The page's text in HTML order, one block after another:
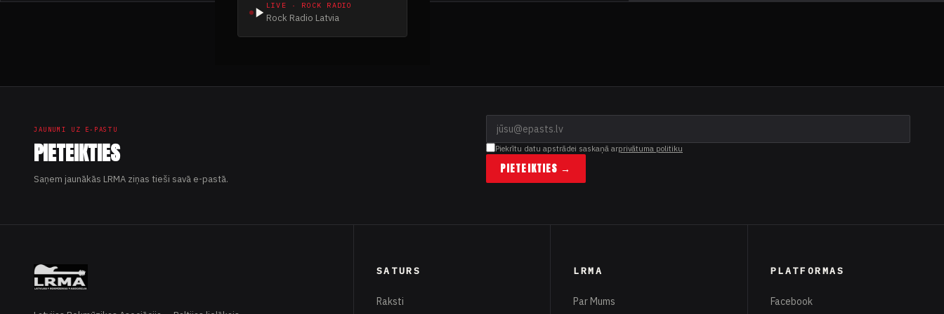
LIVE · ROCK RADIO
Rock Radio Latvia
JAUNUMI UZ E-PASTU
PIETEIKTIES
Saņem jaunākās LRMA ziņas tieši savā e-pastā.
Piekrītu datu apstrādei saskaņā arprivātuma politiku
PIETEIKTIES →
SATURS
Raksti
LRMA
Par Mums
PLATFORMAS
Facebook